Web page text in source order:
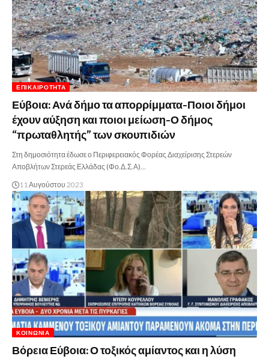
ΕΠΙΚΑΙΡΌΤΗΤΑ
Εύβοια: Ανά δήμο τα απορρίμματα-Ποιοι δήμοι
έχουν αύξηση και ποιοι μείωση-Ο δήμος
“πρωταθλητής” των σκουπιδιών
Στη δημοσιότητα έδωσε ο Περιφερειακός Φορέας Διαχείρισης Στερεών
Αποβλήτων Στερεάς Ελλάδας (Φο.Δ.Σ.Α)…
11 Αυγούστου 2023
ΚΟΙΝΩΝΊΑ
Βόρεια Εύβοια: Ο τοξικός αμίαντος και η λύση